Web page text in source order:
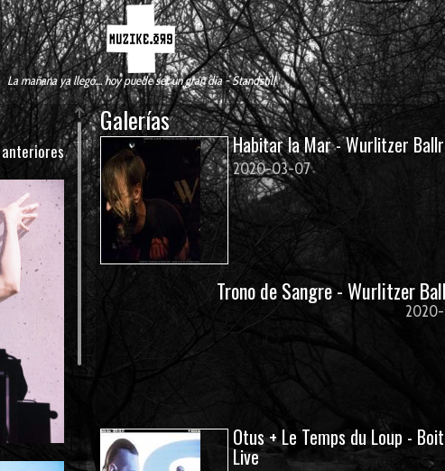
La mañana ya llegó.... hoy puede ser un gran día - Standstill
anteriores
Galerías
Habitar la Mar - Wurlitzer
2020-03-07
Trono de Sangre - Wurlitzer
Otus + Le Temps du Loup -
Live